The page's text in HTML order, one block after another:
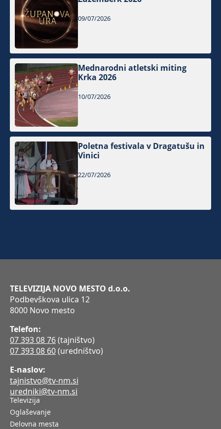
09/07/2026
Mednarodni atletski miting
Krka 2026
10/07/2026
Poletna festivala v Dragatušu in
Vinici
22/07/2026
TELEVIZIJA NOVO MESTO d.o.o.
Podbevškova ulica 12
8000 Novo mesto
Telefon:
07 393 08 76(tajništvo)
07 393 08 60(uredništvo)
E-naslov:
tajnistvo@tv-nm.si
uredniki@tv-nm.si
Televizija
Oglaševanje
Delovna mesta